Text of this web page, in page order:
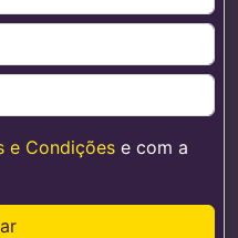
e Condições e com a